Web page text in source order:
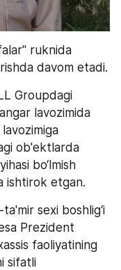
ruknida
davom etadi.
Groupdagi
lavozimida
ob'ektlarda
bo‘lmish
ishtirok etgan.
sexi boshlig‘i
Prezident
faoliyatining
sifatli